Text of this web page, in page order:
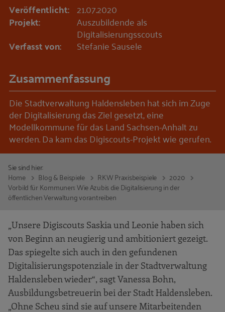
Veröffentlicht: 21.07.2020
Projekt: Auszubildende als
Digitalisierungsscouts
Verfasst von: Stefanie Sausele
Zusammenfassung
Die Stadtverwaltung Haldensleben hat sich im Zuge
der Digitalisierung das Ziel gesetzt, eine
Modellkommune für das Land Sachsen-Anhalt zu
werden. Da kam das Digiscouts-Projekt wie gerufen.
Sie sind hier:
Home
Blog & Beispiele RKW Praxisbeispiele
2020
Vorbild für Kommunen: Wie Azubis die Digitalisierung in der
öffentlichen Verwaltung vorantreiben
„Unsere Digiscouts Saskia und Leonie haben sich
von Beginn an neugierig und ambitioniert gezeigt.
Das spiegelte sich auch in den gefundenen
Digitalisierungspotenziale in der Stadtverwaltung
Haldensleben wieder“, sagt Vanessa Bohn,
Ausbildungsbetreuerin bei der Stadt Haldensleben.
„Ohne Scheu sind sie auf unsere Mitarbeitenden